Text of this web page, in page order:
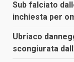
Sub falciato
inchiesta per
Ubriaco
scongiurata